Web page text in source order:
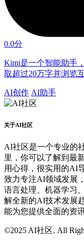
0.0分
Kimi是一个智能助手
取超过20万字并浏览
AI创作 AI助手
关于AI社区
AI社区是一个专业的
里，你可以了解到最
用心得，很实用的AI
致力专注AI领域发展
语言处理、机器学习
解全新的AI技术发展
能为您提供全面的资
©2025 AI社区. All